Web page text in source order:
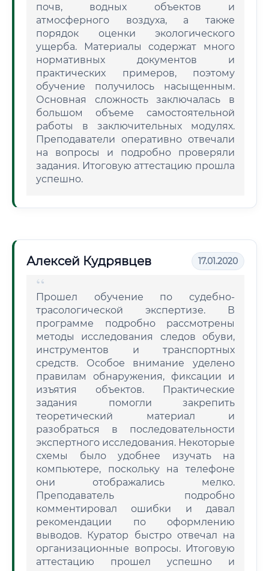
почв, водных объектов и
атмосферного воздуха, а также
порядок оценки экологического
ущерба. Материалы содержат много
нормативных документов и
практических примеров, поэтому
обучение получилось насыщенным.
Основная сложность заключалась в
большом объеме самостоятельной
работы в заключительных модулях.
Преподаватели оперативно отвечали
на вопросы и подробно проверяли
задания. Итоговую аттестацию прошла
успешно.
Алексей Кудрявцев 17.01.2020
Прошел обучение по судебно-
трасологической экспертизе. В
программе подробно рассмотрены
методы исследования следов обуви,
инструментов и транспортных
средств. Особое внимание уделено
правилам обнаружения, фиксации и
изъятия объектов. Практические
задания помогли закрепить
теоретический материал и
разобраться в последовательности
экспертного исследования. Некоторые
схемы было удобнее изучать на
компьютере, поскольку на телефоне
они отображались мелко.
Преподаватель подробно
комментировал ошибки и давал
рекомендации по оформлению
выводов. Куратор быстро отвечал на
организационные вопросы. Итоговую
аттестацию прошел успешно и